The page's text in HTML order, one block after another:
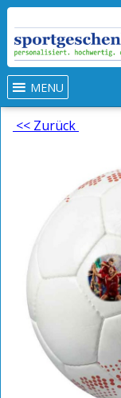
MENU
<< Zurück